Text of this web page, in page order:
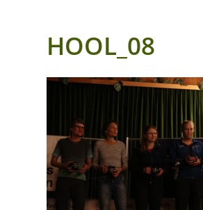
HOOL_08